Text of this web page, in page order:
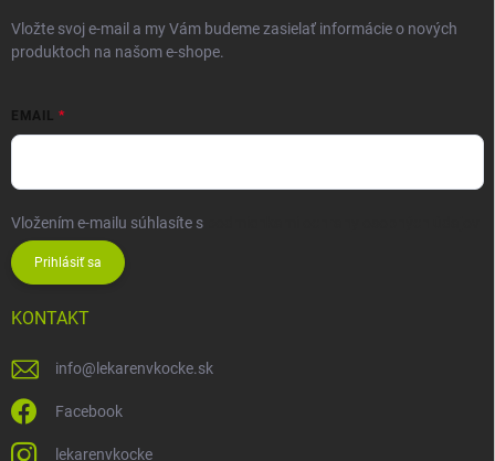
Vložte svoj e-mail a my Vám budeme zasielať informácie o nových
produktoch na našom e-shope.
EMAIL
Vložením e-mailu súhlasíte s
Prihlásiť sa
KONTAKT
info@ lekarenvkocke.sk
Facebook
lekarenvkocke